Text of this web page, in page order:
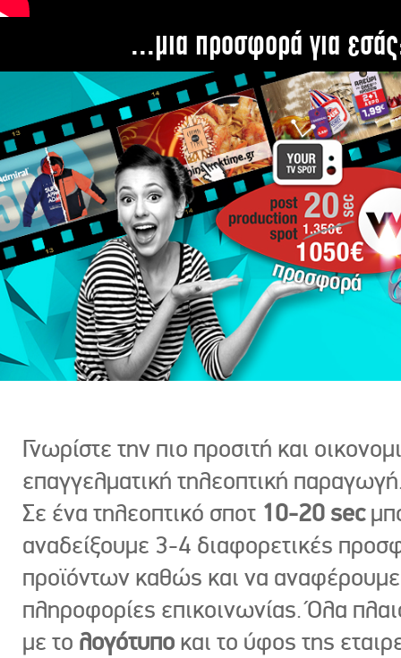
...μια προσφορά για
Γνωρίστε την πιο προσιτή και
επαγγελματική τηλεοπτική
Σε ένα τηλεοπτικό σποτ 10-20 sec
αναδείξουμε 3-4 διαφορετικές
προϊόντων καθώς και να
πληροφορίες επικοινωνίας. Όλα
με το λογότυπο και το ύφος της